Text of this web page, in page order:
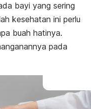
bayi yang sering
kesehatan ini perlu
buah hatinya.
pada